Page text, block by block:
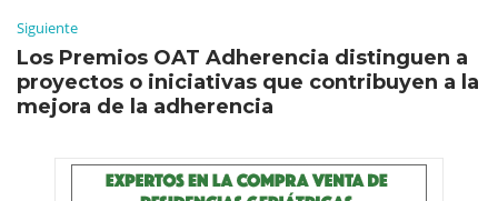
Siguiente
Los Premios OAT Adherencia distinguen a
proyectos o iniciativas que contribuyen a la
mejora de la adherencia